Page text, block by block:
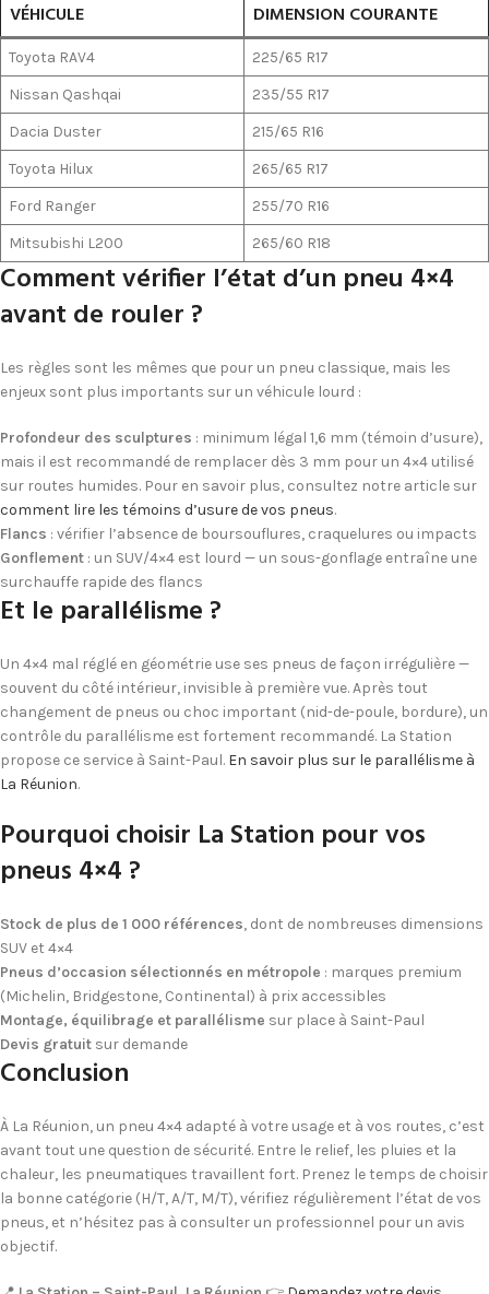
VÉHICULE DIMENSION COURANTE
Toyota RAV4
225/65 R17
Nissan Qashqai
235/55 R17
Dacia Duster
215/65 R16
Toyota Hilux
265/65 R17
Ford Ranger
255/70 R16
Mitsubishi L200
265/60 R18
Comment vérifier l’état d’un pneu 4×4
avant de rouler ?
Les règles sont les mêmes que pour un pneu classique, mais les
enjeux sont plus importants sur un véhicule lourd :
Profondeur des sculptures : minimum légal 1,6 mm (témoin d’usure),
mais il est recommandé de remplacer dès 3 mm pour un 4×4 utilisé
sur routes humides. Pour en savoir plus, consultez notre article sur
comment lire les témoins d’usure de vos pneus.
Flancs : vérifier l’absence de boursouflures, craquelures ou impacts
Gonflement : un SUV/4×4 est lourd — un sous-gonflage entraîne une
surchauffe rapide des flancs
Et le parallélisme ?
Un 4×4 mal réglé en géométrie use ses pneus de façon irrégulière —
souvent du côté intérieur, invisible à première vue. Après tout
changement de pneus ou choc important (nid-de-poule, bordure), un
contrôle du parallélisme est fortement recommandé. La Station
propose ce service à Saint-Paul. En savoir plus sur le parallélisme à
La Réunion.
Pourquoi choisir La Station pour vos
pneus 4×4 ?
Stock de plus de 1 000 références, dont de nombreuses dimensions
SUV et 4×4
Pneus d’occasion sélectionnés en métropole : marques premium
(Michelin, Bridgestone, Continental) à prix accessibles
Montage, équilibrage et parallélisme sur place à Saint-Paul
Devis gratuit sur demande
Conclusion
À La Réunion, un pneu 4×4 adapté à votre usage et à vos routes, c’est
avant tout une question de sécurité. Entre le relief, les pluies et la
chaleur, les pneumatiques travaillent fort. Prenez le temps de choisir
la bonne catégorie (H/T, A/T, M/T), vérifiez régulièrement l’état de vos
pneus, et n’hésitez pas à consulter un professionnel pour un avis
objectif.